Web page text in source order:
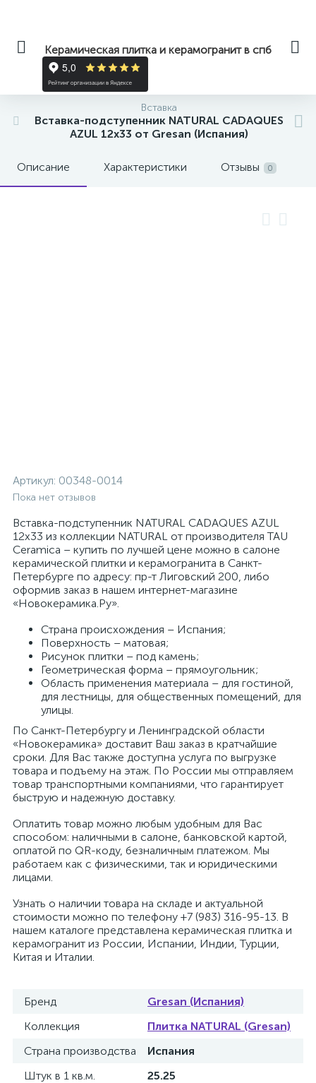
Керамическая плитка и керамогранит в спб
Вставка
Вставка-подступенник NATURAL CADAQUES
AZUL 12x33 от Gresan (Испания)
Описание Характеристики Отзывы 0
Артикул: 00348-0014
Пока нет отзывов
Вставка-подступенник NATURAL CADAQUES AZUL
12x33 из коллекции NATURAL от производителя TAU
Ceramica – купить по лучшей цене можно в салоне
керамической плитки и керамогранита в Санкт-
Петербурге по адресу: пр-т Лиговский 200, либо
оформив заказ в нашем интернет-магазине
«Новокерамика.Ру».
Страна происхождения – Испания;
Поверхность – матовая;
Рисунок плитки – под камень;
Геометрическая форма – прямоугольник;
Область применения материала – для гостиной,
для лестницы, для общественных помещений, для
улицы.
По Санкт-Петербургу и Ленинградской области
«Новокерамика» доставит Ваш заказ в кратчайшие
сроки. Для Вас также доступна услуга по выгрузке
товара и подъему на этаж. По России мы отправляем
товар транспортными компаниями, что гарантирует
быструю и надежную доставку.
Оплатить товар можно любым удобным для Вас
способом: наличными в салоне, банковской картой,
оплатой по QR-коду, безналичным платежом. Мы
работаем как с физическими, так и юридическими
лицами.
Узнать о наличии товара на складе и актуальной
стоимости можно по телефону +7 (983) 316-95-13. В
нашем каталоге представлена керамическая плитка и
керамогранит из России, Испании, Индии, Турции,
Китая и Италии.
Бренд
Gresan (Испания)
Коллекция
Плитка NATURAL (Gresan)
Страна производства
Испания
Штук в 1 кв.м.
25.25